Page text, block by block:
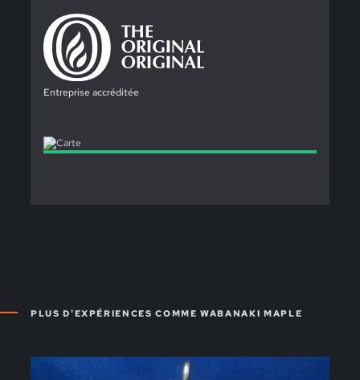
Entreprise accréditée
PLUS D'EXPÉRIENCES COMME WABANAKI MAPLE